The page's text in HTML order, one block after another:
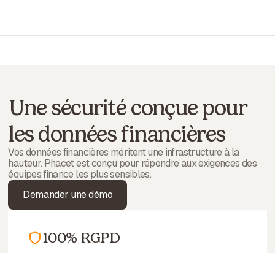
Une sécurité conçue pour
les données financières
Vos données financières méritent une infrastructure à la
hauteur. Phacet est conçu pour répondre aux exigences des
équipes finance les plus sensibles.
Demander une démo
100% RGPD